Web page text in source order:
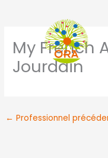
My French
Jourdain
← Professionnel